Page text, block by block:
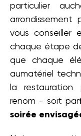
particulier
arrondissement
vous conseiller
chaque étape
que chaque
aumatériel
la restauration
renom - soit par
soirée